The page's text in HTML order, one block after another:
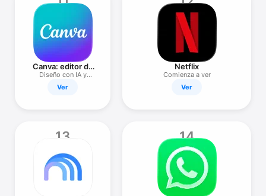
Canva: editor de
fotos y video
Diseño con IA y
presentaciones
Ver
Netflix
Comienza a ver
Ver
13 14